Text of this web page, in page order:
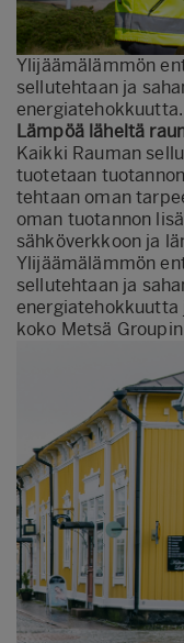
Ylijäämälämmön
sellutehtaan ja
energiatehokkuutta.
Lämpöä läheltä
Kaikki Rauman
tuotetaan
tehtaan oman
oman tuotannon
sähköverkkoon ja
Ylijäämälämmön
sellutehtaan ja
energiatehokkuutta
koko Metsä